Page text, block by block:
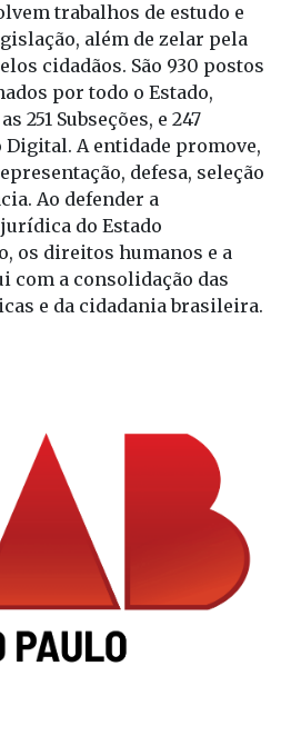
trabalhos de estudo e
além de zelar pela
cidadãos. São 930 postos
por todo o Estado,
251 Subseções, e 247
A entidade promove,
defesa, seleção
Ao defender a
do Estado
os direitos humanos e a
com a consolidação das
e da cidadania brasileira.